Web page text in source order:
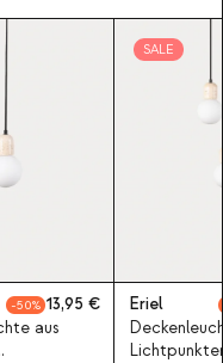
50
13,95
aus
SALE
Eriel